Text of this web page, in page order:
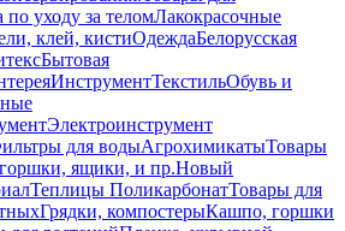
по уходу за теломЛакокрасочные
клей, кистиОдеждаБелорусская
Бытовая
ИнструментТекстильОбувь и
Электроинструмент
для водыАгрохимикатыТовары
горшки, ящики, и пр.Новый
Теплицы ПоликарбонатТовары для
Грядки, компостерыКашпо, горшки